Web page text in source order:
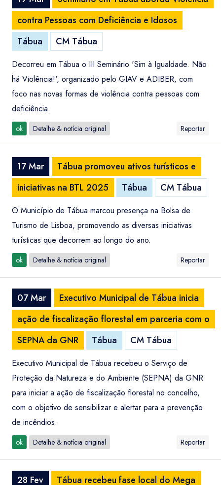
contra Pessoas com Deficiência e Idosos
Tábua
CM Tábua
Decorreu em Tábua o III Seminário 'Sim à Igualdade. Não
há Violência!', organizado pelo GIAV e ADIBER, com
foco nas novas formas de violência contra pessoas com
deficiência.
ok Detalhe & notícia original Reportar
17 Mar
Tábua promoveu ativos turísticos e
iniciativas na BTL 2025
Tábua CM Tábua
O Município de Tábua marcou presença na Bolsa de
Turismo de Lisboa, promovendo as diversas iniciativas
turísticas que decorrem ao longo do ano.
ok Detalhe & notícia original Reportar
07 Mar
Executivo Municipal de Tábua inicia
ação de fiscalização florestal em parceria com o
SEPNA da GNR
Tábua CM Tábua
Executivo Municipal de Tábua recebeu o Serviço de
Proteção da Natureza e do Ambiente (SEPNA) da GNR
para iniciar a ação de fiscalização florestal no concelho,
com o objetivo de sensibilizar e alertar para a prevenção
de incêndios.
ok Detalhe & notícia original Reportar
28 Fev Tábua recebeu fase local do Mega